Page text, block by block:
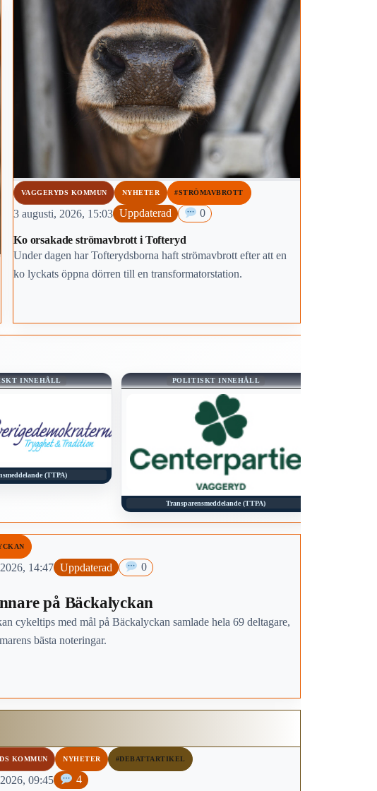
VAGGERYDS KOMMUN NYHETER #STRÖMAVBROTT
3 augusti, 2026, 15:03 Uppdaterad 0
Ko orsakade strömavbrott i Tofteryd
Under dagen har Tofterydsborna haft strömavbrott efter att en
ko lyckats öppna dörren till en transformatorstation.
INNEHÅLL
(TTPA)
POLITISKT INNEHÅLL
Transparensmeddelande (TTPA)
14:47 Uppdaterad 0
på Bäckalyckan
cykeltips med mål på Bäckalyckan samlade hela 69 deltagare,
bästa noteringar.
KOMMUN NYHETER #DEBATTARTIKEL
09:45 4